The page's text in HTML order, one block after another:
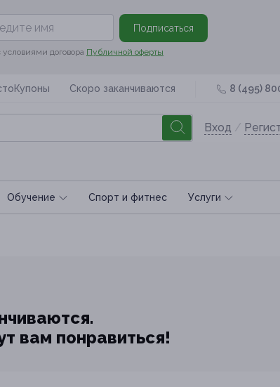
Подписаться
договора Публичной оферты
Скоро заканчиваются 8 (495)
Вход /
Обучение Спoрт и фитнес Услуги
вам понравиться!